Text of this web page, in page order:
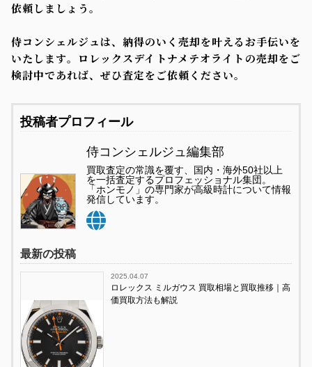
依頼しましょう。
侍コンシェルジュは、納得のいく売却を叶えるお手伝いを
いたします。ロレックスデイトナメテオライトの売却をご
検討中であれば、ぜひ査定をご依頼ください。
投稿者プロフィール
侍コンシェルジュ編集部
買取査定の常識を覆す、国内・海外50社以上
を一括査定するプロフェッショナル集団。
「ホンモノ」の専門家が高級時計について情報
発信しています。
最新の投稿
2025.04.07
ロレックス ミルガウス 買取相場と買取推移｜高
価買取方法も解説